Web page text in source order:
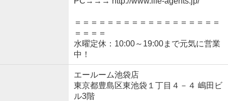
＝＝＝＝＝＝＝＝＝＝＝＝＝＝＝＝＝＝
＝＝＝＝
水曜定休：10:00～19:00まで元気に営業
中！
エールーム池袋店
東京都豊島区東池袋１丁目４－４ 嶋田ビ
ル3階